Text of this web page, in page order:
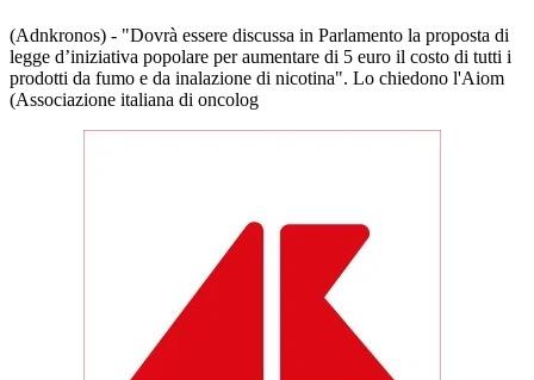
(Adnkronos) - "Dovrà essere discussa in Parlamento la proposta di
legge d’iniziativa popolare per aumentare di 5 euro il costo di tutti i
prodotti da fumo e da inalazione di nicotina". Lo chiedono l'Aiom
(Associazione italiana di oncolog